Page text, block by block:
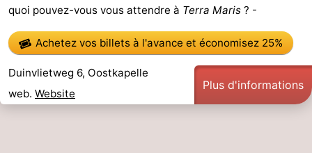
quoi pouvez-vous vous attendre à Terra Maris ? -
Achetez vos billets à l'avanceet économisez 25%
Duinvlietweg 6, Oostkapelle
web. Website
Plus d'informations